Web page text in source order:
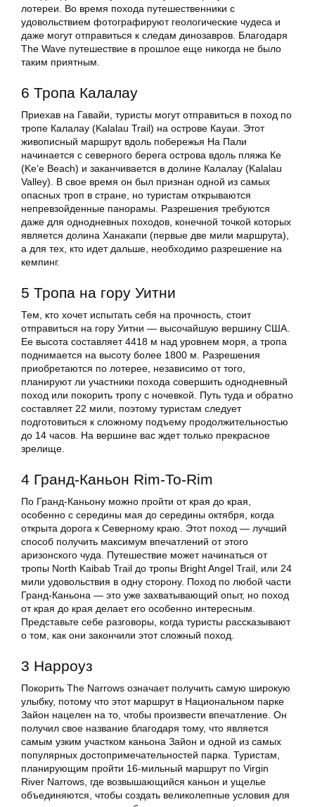
лотереи. Во время похода путешественники с
удовольствием фотографируют геологические чудеса и
даже могут отправиться к следам динозавров. Благодаря
The Wave путешествие в прошлое еще никогда не было
таким приятным.
6 Тропа Калалау
Приехав на Гавайи, туристы могут отправиться в поход по
тропе Калалау (Kalalau Trail) на острове Кауаи. Этот
живописный маршрут вдоль побережья На Пали
начинается с северного берега острова вдоль пляжа Ке
(Keʻe Beach) и заканчивается в долине Калалау (Kalalau
Valley). В свое время он был признан одной из самых
опасных троп в стране, но туристам открываются
непревзойденные панорамы. Разрешения требуются
даже для однодневных походов, конечной точкой которых
является долина Ханакапи (первые две мили маршрута),
а для тех, кто идет дальше, необходимо разрешение на
кемпинг.
5 Тропа на гору Уитни
Тем, кто хочет испытать себя на прочность, стоит
отправиться на гору Уитни — высочайшую вершину США.
Ее высота составляет 4418 м над уровнем моря, а тропа
поднимается на высоту более 1800 м. Разрешения
приобретаются по лотерее, независимо от того,
планируют ли участники похода совершить однодневный
поход или покорить тропу с ночевкой. Путь туда и обратно
составляет 22 мили, поэтому туристам следует
подготовиться к сложному подъему продолжительностью
до 14 часов. На вершине вас ждет только прекрасное
зрелище.
4 Гранд-Каньон Rim-To-Rim
По Гранд-Каньону можно пройти от края до края,
особенно с середины мая до середины октября, когда
открыта дорога к Северному краю. Этот поход — лучший
способ получить максимум впечатлений от этого
аризонского чуда. Путешествие может начинаться от
тропы North Kaibab Trail до тропы Bright Angel Trail, или 24
мили удовольствия в одну сторону. Поход по любой части
Гранд-Каньона — это уже захватывающий опыт, но поход
от края до края делает его особенно интересным.
Представьте себе разговоры, когда туристы рассказывают
о том, как они закончили этот сложный поход.
3 Нарроуз
Покорить The Narrows означает получить самую широкую
улыбку, потому что этот маршрут в Национальном парке
Зайон нацелен на то, чтобы произвести впечатление. Он
получил свое название благодаря тому, что является
самым узким участком каньона Зайон и одной из самых
популярных достопримечательностей парка. Туристам,
планирующим пройти 16-мильный маршрут по Virgin
River Narrows, где возвышающийся каньон и ущелье
объединяются, чтобы создать великолепные условия для